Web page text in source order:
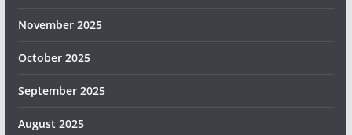
November 2025
October 2025
September 2025
August 2025